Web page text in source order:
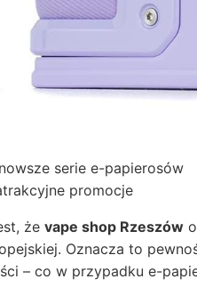
serie e-papierosów
promocje
że vape shop Rzeszów
Oznacza to
– co w przypadku e-